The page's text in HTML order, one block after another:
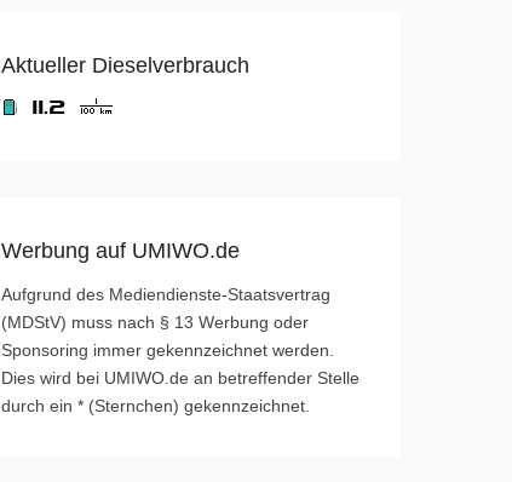
Aktueller Dieselverbrauch
Werbung auf UMIWO.de
Aufgrund des Mediendienste-Staatsvertrag
(MDStV) muss nach § 13 Werbung oder
Sponsoring immer gekennzeichnet werden.
Dies wird bei UMIWO.de an betreffender Stelle
durch ein * (Sternchen) gekennzeichnet.